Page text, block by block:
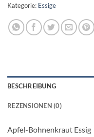
Kategorie: Essige
BESCHREIBUNG
REZENSIONEN (0)
Apfel-Bohnenkraut Essig